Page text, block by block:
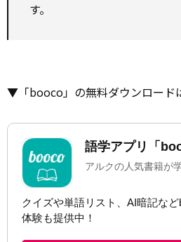
す。
▼「booco」の無料ダウンロード